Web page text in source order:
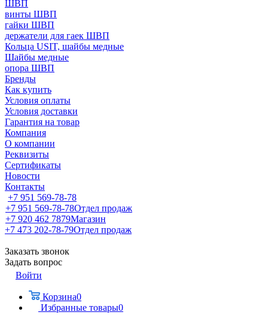
ШВП
винты ШВП
гайки ШВП
держатели для гаек ШВП
Кольца USIT, шайбы медные
Шайбы медные
опора ШВП
Бренды
Как купить
Условия оплаты
Условия доставки
Гарантия на товар
Компания
О компании
Реквизиты
Сертификаты
Новости
Контакты
+7 951 569-78-78
+7 951 569-78-78Отдел продаж
+7 920 462 7879Магазин
+7 473 202-78-79Отдел продаж
Заказать звонок
Задать вопрос
Войти
Корзина0
Избранные товары0